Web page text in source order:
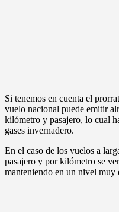
Si tenemos en cuenta el
vuelo nacional puede emitir
kilómetro y pasajero, lo cual
gases invernadero.
En el caso de los vuelos a
pasajero y por kilómetro se
manteniendo en un nivel muy